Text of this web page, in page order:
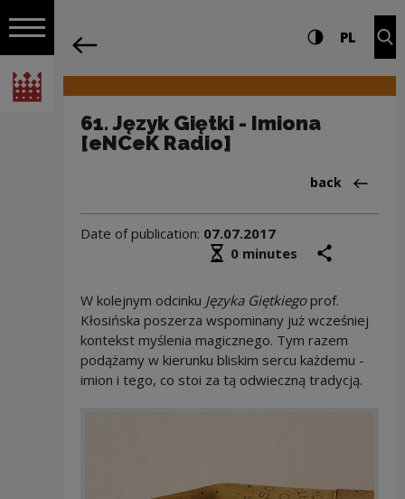
Open navigation
National Centre for Culture Poland
Navigation Settings and search
High contrast
PL
61. Język Giętki - Imiona
[eNCeK Radio]
Back
back
Date of publication: 07.07.2017
Średni czas czytania
0 minutes
W kolejnym odcinku Języka Giętkiegoprof.
Kłosińska poszerza wspominany już wcześniej
kontekst myślenia magicznego. Tym razem
podążamy w kierunku bliskim sercu każdemu -
imion i tego, co stoi za tą odwieczną tradycją.